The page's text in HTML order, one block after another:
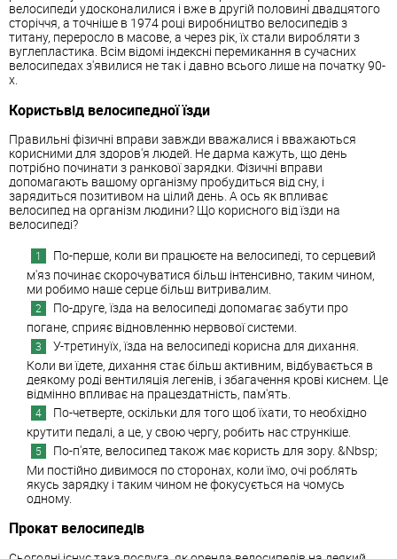
велосипеди удосконалилися і вже в другій половині двадцятого
сторіччя, а точніше в 1974 році виробництво велосипедів з
титану, переросло в масове, а через рік, їх стали виробляти з
вуглепластика. Всім відомі індексні перемикання в сучасних
велосипедах з'явилися не так і давно всього лише на початку 90-
х.
Користьвід велосипедної їзди
Правильні фізичні вправи завжди вважалися і вважаються
корисними для здоров'я людей. Не дарма кажуть, що день
потрібно починати з ранкової зарядки. Фізичні вправи
допомагають вашому організму пробудиться від сну, і
зарядиться позитивом на цілий день. А ось як впливає
велосипед на організм людини? Що корисного від їзди на
велосипеді?
По-перше, коли ви працюєте на велосипеді, то серцевий
м'яз починає скорочуватися більш інтенсивно, таким чином,
ми робимо наше серце більш витривалим.
По-друге, їзда на велосипеді допомагає забути про
погане, сприяє відновленню нервової системи.
У-третинуїх, їзда на велосипеді корисна для дихання.
Коли ви їдете, дихання стає більш активним, відбувається в
деякому роді вентиляція легенів, і збагачення крові киснем. Це
відмінно впливає на працездатність, пам'ять.
По-четверте, оскільки для того щоб їхати, то необхідно
крутити педалі, а це, у свою чергу, робить нас стрункіше.
По-п'яте, велосипед також має користь для зору. &Nbsp;
Ми постійно дивимося по сторонах, коли їмо, очі роблять
якусь зарядку і таким чином не фокусується на чомусь
одному.
Прокат велосипедів